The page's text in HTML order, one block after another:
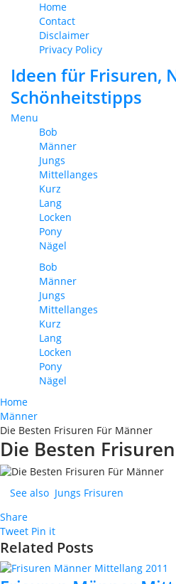
Home
Contact
Disclaimer
Privacy Policy
Ideen für Frisuren,
Schönheitstipps
Menu
Bob
Männer
Jungs
Mittellanges
Kurz
Lang
Locken
Pony
Nägel
Bob
Männer
Jungs
Mittellanges
Kurz
Lang
Locken
Pony
Nägel
Home
Männer
Die Besten Frisuren Für Männer
Die Besten
See also Jungs Frisuren
Share
Tweet Pin it
Related Posts